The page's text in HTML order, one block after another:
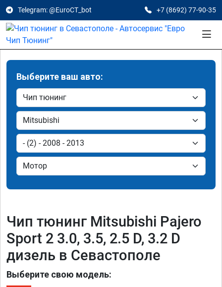
Telegram: @EuroCT_bot +7 (8692) 77-90-35
Выберите ваш авто:
Чип тюнинг Mitsubishi Pajero
Sport 2 3.0, 3.5, 2.5 D, 3.2 D
дизель в Севастополе
Выберите свою модель: